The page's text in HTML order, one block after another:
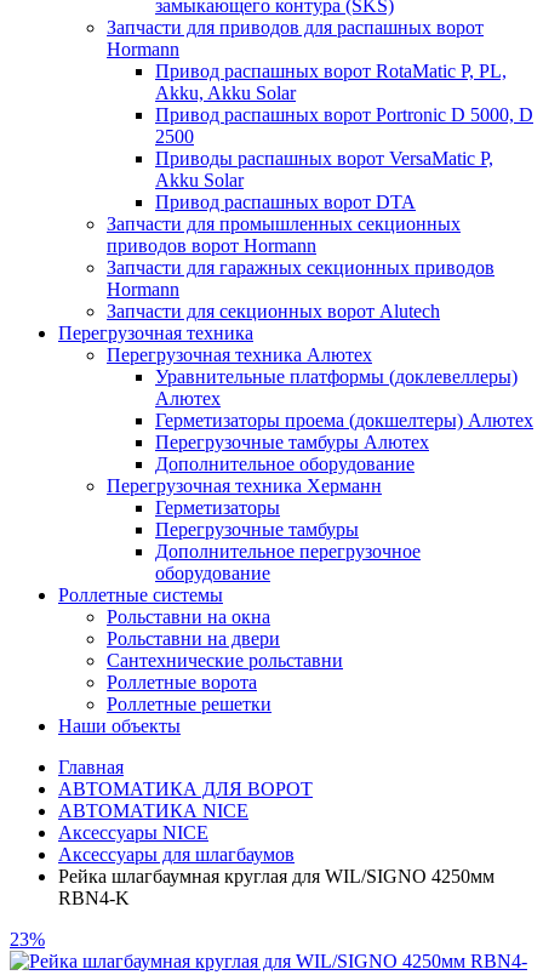
замыкающего контура (SKS)
Запчасти для приводов для распашных ворот
Hormann
Привод распашных ворот RotaMatic P, PL,
Akku, Akku Solar
Привод распашных ворот Portronic D 5000, D
2500
Приводы распашных ворот VersaMatic P,
Akku Solar
Привод распашных ворот DTA
Запчасти для промышленных секционных
приводов ворот Hormann
Запчасти для гаражных секционных приводов
Hormann
Запчасти для секционных ворот Alutech
Перегрузочная техника
Перегрузочная техника Алютех
Уравнительные платформы (доклевеллеры)
Алютех
Герметизаторы проема (докшелтеры) Алютех
Перегрузочные тамбуры Алютех
Дополнительное оборудование
Перегрузочная техника Херманн
Герметизаторы
Перегрузочные тамбуры
Дополнительное перегрузочное
оборудование
Роллетные системы
Рольставни на окна
Рольставни на двери
Сантехнические рольставни
Роллетные ворота
Роллетные решетки
Наши объекты
Главная
АВТОМАТИКА ДЛЯ ВОРОТ
АВТОМАТИКА NICE
Аксессуары NICE
Аксессуары для шлагбаумов
Рейка шлагбаумная круглая для WIL/SIGNO 4250мм
RBN4-K
23%